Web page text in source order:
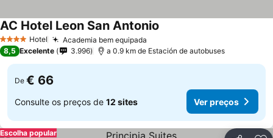
4 EstrelasHotel Academia bem equipada
AC Hotel Leon San Antonio
8,5 Excelente 3.996 a 0.9 km de Estación de autobuses
De € 66
Consulte os preços de 12 sites Ver preços
Escolha popular